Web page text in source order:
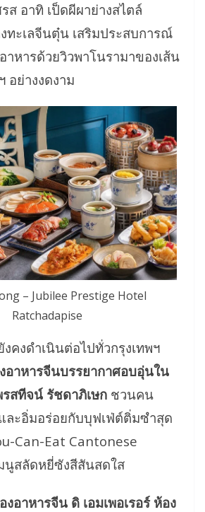
ส อาทิ เป็ดผีผาย่างสไตล์
ทะเลจีนตุ๋น เสริมประสบการณ์
าหารด้วยวิวพาโนรามาของเส้น
อย่างงดงาม
– Jubilee Prestige Hotel
Ratchadapise
คงดำเนินต่อไปทั่วกรุงเทพฯ
อาหารจีนบรรยากาศอบอุ่นใน
รสทีจน์ รัชดาภิเษก ชวนคน
ละอิ่มอร่อยกับบุฟเฟ่ต์ติ่มซำสุด
Can-Eat Cantonese
นูสลัดหยี่ซังสีสันสดใส
งอาหารจีน ดิ เอมเพอเรอร์ ห้อง